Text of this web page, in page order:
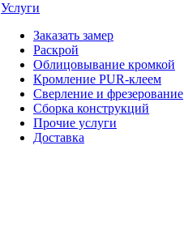
Услуги
Заказать замер
Раскрой
Облицовывание кромкой
Кромление PUR-клеем
Сверление и фрезерование
Сборка конструкций
Прочие услуги
Доставка